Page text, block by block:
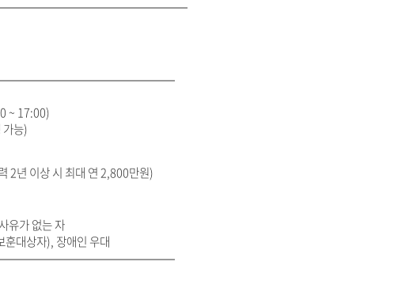
~ 17:00)
능)
2년 이상 시 최대 연 2,800만원)
유가 없는 자
대상자), 장애인 우대